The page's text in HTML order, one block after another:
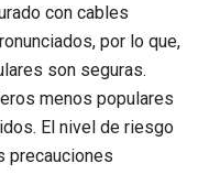
con cables
por lo que,
son seguras.
menos populares
El nivel de riesgo
precauciones